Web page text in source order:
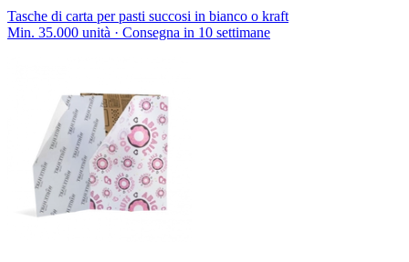
Tasche di carta per pasti succosi in bianco o kraft
Min. 35.000 unità · Consegna in 10 settimane